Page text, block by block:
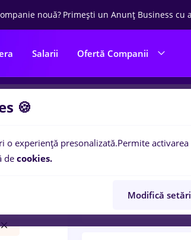
nouă? Primești un Anunț Business cu
Salarii Ofertă Companii
0locuri de
🍪
o experiență presonalizată.Permite
de cookies.
Modifică